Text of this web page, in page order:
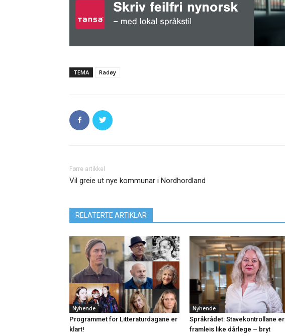
TEMA Radøy
Førre artikkel
Vil greie ut nye kommunar i Nordhordland
RELATERTE ARTIKLAR
Nyhende
Programmet for Litteraturdagane er
klart!
Nyhende
Språkrådet: Stavekontrollane er
framleis like dårlege – bryt